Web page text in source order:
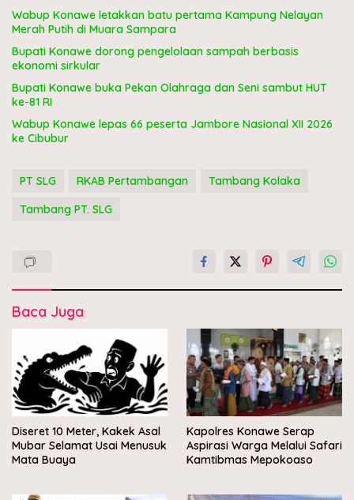
Wabup Konawe letakkan batu pertama Kampung Nelayan
Merah Putih di Muara Sampara
Bupati Konawe dorong pengelolaan sampah berbasis
ekonomi sirkular
Bupati Konawe buka Pekan Olahraga dan Seni sambut HUT
ke-81 RI
Wabup Konawe lepas 66 peserta Jambore Nasional XII 2026
ke Cibubur
PT SLG RKAB Pertambangan
Tambang Kolaka
Tambang PT. SLG
Baca Juga
Diseret 10 Meter, Kakek Asal
Mubar Selamat Usai Menusuk
Mata Buaya
Kapolres Konawe Serap
Aspirasi Warga Melalui Safari
Kamtibmas Mepokoaso